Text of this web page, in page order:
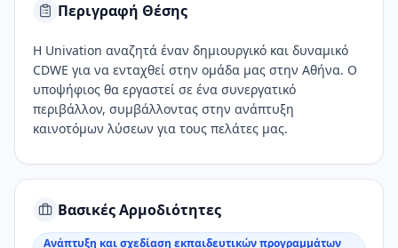
Περιγραφή Θέσης
Η Univation αναζητά έναν δημιουργικό και δυναμικό
CDWE για να ενταχθεί στην ομάδα μας στην Αθήνα. Ο
υποψήφιος θα εργαστεί σε ένα συνεργατικό
περιβάλλον, συμβάλλοντας στην ανάπτυξη
καινοτόμων λύσεων για τους πελάτες μας.
Βασικές Αρμοδιότητες
Ανάπτυξη και σχεδίαση εκπαιδευτικών προγραμμάτων